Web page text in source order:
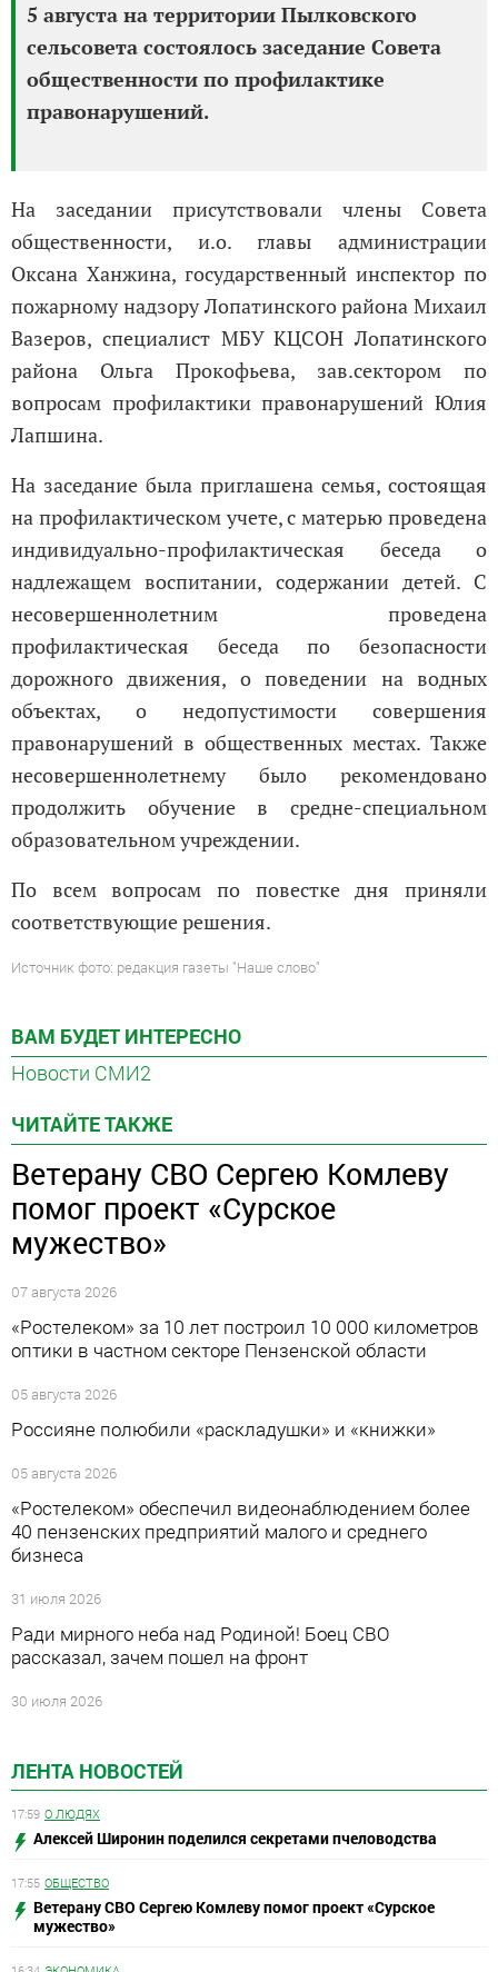
ЛЕНТА НОВОСТЕЙ
17:59 О ЛЮДЯХ
Алексей Широнин поделился секретами пчеловодства
17:55 ОБЩЕСТВО
Ветерану СВО Сергею Комлеву помог проект «Сурское
мужество»
5 августа на территории Пылковского
сельсовета состоялось заседание Совета
общественности по профилактике
правонарушений.
На заседании присутствовали члены Совета
общественности, и.о. главы администрации
Оксана Ханжина, государственный инспектор по
пожарному надзору Лопатинского района Михаил
Вазеров, специалист МБУ КЦСОН Лопатинского
района Ольга Прокофьева, зав.сектором по
вопросам профилактики правонарушений Юлия
Лапшина.
На заседание была приглашена семья, состоящая
на профилактическом учете, с матерью проведена
индивидуально-профилактическая беседа о
надлежащем воспитании, содержании детей. С
несовершеннолетним проведена
профилактическая беседа по безопасности
дорожного движения, о поведении на водных
объектах, о недопустимости совершения
правонарушений в общественных местах. Также
несовершеннолетнему было рекомендовано
продолжить обучение в средне-специальном
образовательном учреждении.
По всем вопросам по повестке дня приняли
соответствующие решения.
Источник фото: редакция газеты "Наше слово"
ВАМ БУДЕТ ИНТЕРЕСНО
Новости СМИ2
ЧИТАЙТЕ ТАКЖЕ
Ветерану СВО Сергею Комлеву
помог проект «Сурское
мужество»
07 августа 2026
«Ростелеком» за 10 лет построил 10 000 километров
оптики в частном секторе Пензенской области
05 августа 2026
Россияне полюбили «раскладушки» и «книжки»
05 августа 2026
«Ростелеком» обеспечил видеонаблюдением более
40 пензенских предприятий малого и среднего
бизнеса
31 июля 2026
Ради мирного неба над Родиной! Боец СВО
рассказал, зачем пошел на фронт
30 июля 2026